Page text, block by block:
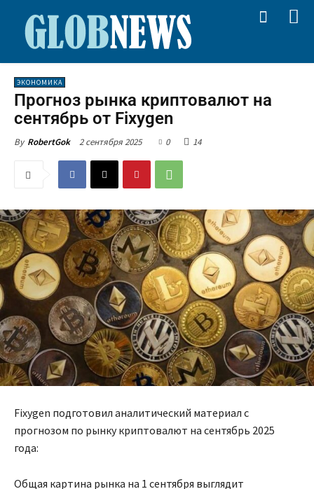
ЭКОНОМИКА
Прогноз рынка криптовалют на
сентябрь от Fixygen
By RobertGok 2 сентября 2025 0 14
Fixygen подготовил аналитический материал с
прогнозом по рынку криптовалют на сентябрь 2025
года:
Общая картина рынка на 1 сентября выглядит